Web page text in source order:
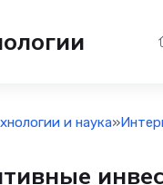
и наука»